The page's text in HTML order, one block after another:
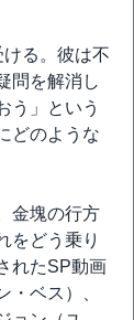
る。彼は不
問を解消し
う」という
どのような
金塊の行方
をどう乗り
れたSP動画
・ベス）、